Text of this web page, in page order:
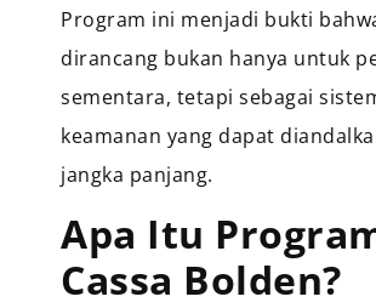
Program ini menjadi bukti
dirancang bukan hanya untuk
sementara, tetapi sebagai
keamanan yang dapat
jangka panjang.
Apa Itu
Cassa Bolden?